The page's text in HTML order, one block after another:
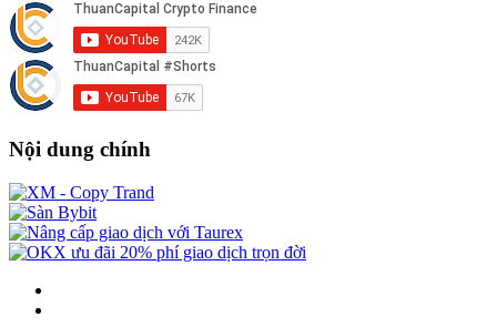
Nội dung chính